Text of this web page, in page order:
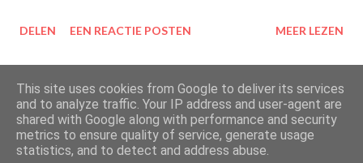
lekkere traktatie, nietwaar?
DELEN EEN REACTIE POSTEN MEER LEZEN
Mogelijk gemaakt door Blogger
Thema-afbeeldingen vanmerrymoonmary
This site uses cookies from Google to deliver its services
and to analyze traffic. Your IP address and user-agent are
shared with Google along with performance and security
metrics to ensure quality of service, generate usage
statistics, and to detect and address abuse.